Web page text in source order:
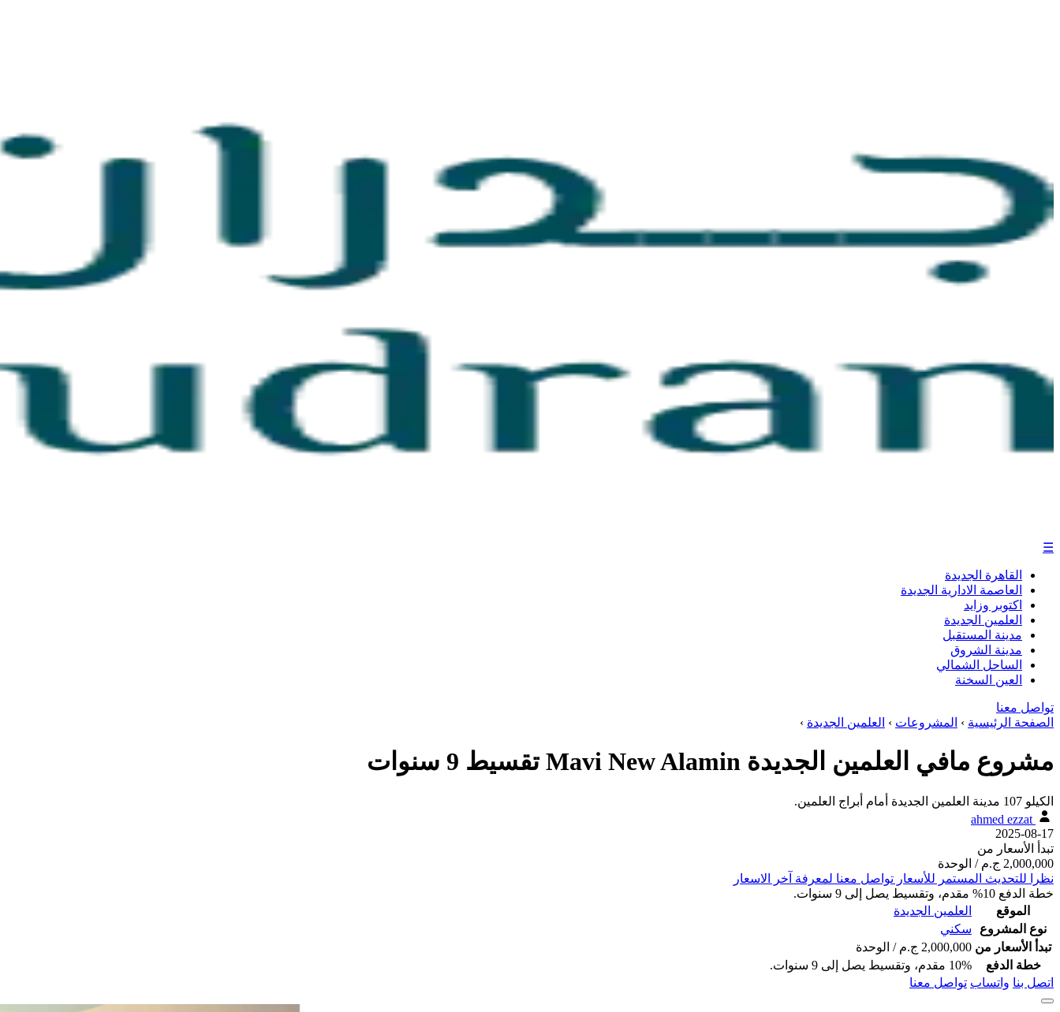
☰
القاهرة الجديدة
العاصمة الادارية الجديدة
اكتوبر وزايد
العلمين الجديدة
مدينة المستقبل
مدينة الشروق
الساحل الشمالي
العين السخنة
تواصل معنا
الصفحة الرئيسية › المشروعات › العلمين الجديدة ›
مشروع مافي العلمين الجديدة Mavi New Alamin تقسيط 9 سنوات
الكيلو 107 مدينة العلمين الجديدة أمام أبراج العلمين.
2025-08-17
تبدأ الأسعار من
2,000,000 ج.م
/ الوحدة
نظرا للتحديث المستمر للأسعار تواصل معنا لمعرفة آخر الاسعار
خطة الدفع 10% مقدم، وتقسيط يصل إلى 9 سنوات.
الموقع
العلمين الجديدة
نوع المشروع
سكني
تبدأ الأسعار من 2,000,000 ج.م
/ الوحدة
خطة الدفع
10% مقدم، وتقسيط يصل إلى 9 سنوات.
اتصل بنا واتساب تواصل معنا